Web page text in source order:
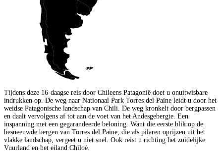
Tijdens deze 16-daagse reis door Chileens Patagonië doet u onuitwisbare
indrukken op. De weg naar Nationaal Park Torres del Paine leidt u door het
weidse Patagonische landschap van Chili. De weg kronkelt door bergpassen
en daalt vervolgens af tot aan de voet van het Andesgebergte. Een
inspanning met een gegarandeerde beloning. Want die eerste blik op de
besneeuwde bergen van Torres del Paine, die als pilaren oprijzen uit het
vlakke landschap, vergeet u niet snel. Ook reist u richting het zuidelijke
Vuurland en het eiland Chiloé.